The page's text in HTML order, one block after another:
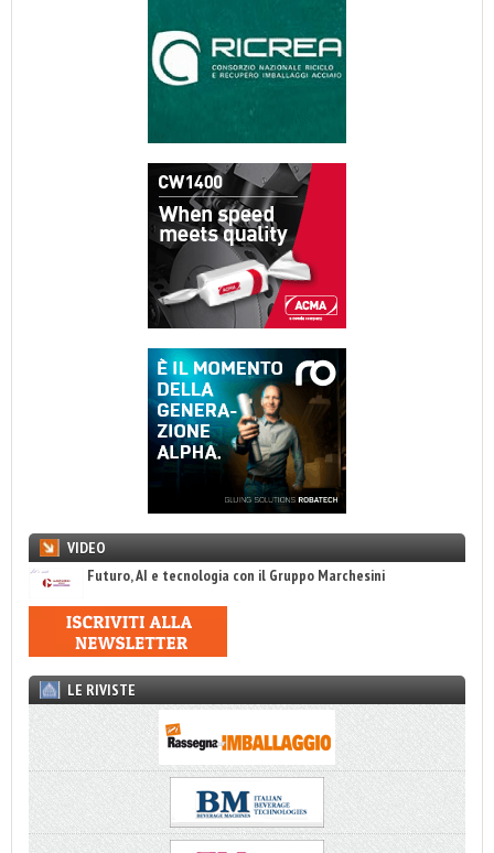
VIDEO
Futuro, AI e tecnologia con il Gruppo Marchesini
LE RIVISTE